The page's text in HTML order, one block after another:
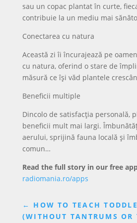
sau un copac plantat în curte,
contribuie la un mediu mai
Conectarea cu natura
Această zi îi încurajează pe
cu natura, oferind o stare de
măsură ce își văd plantele
Beneficii multiple
Dincolo de satisfacția personală,
beneficii mult mai largi.
aerului, sprijină fauna locală și
comun…
Read the full story in our free
radiomania.ro/apps
← HOW TO TEACH
(WITHOUT TANTRUMS OR